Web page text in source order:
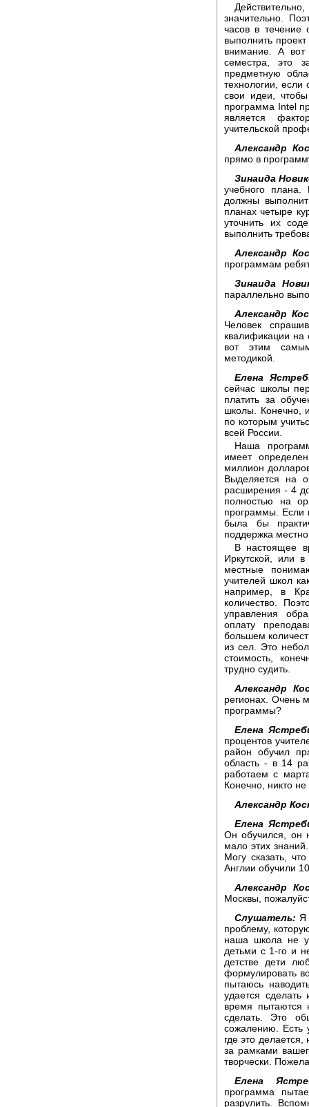
значительно.
часов в течение
выполнить
внимание. А вот
семестра, это
предметную
технологии, если
свои идеи,
программа Intel
является
учительской
Александр
прямо в
Зинаида
учебного
должны
планах четыре
уточнить их
выполнить
Александр
программам
Зинаида
параллельно
Александр
Человек
квалификации на
вот этим
методикой.
Елена
сейчас школы
платить за
школы. Конечно,
по которым
всей России.
Наша
имеет
миллион
Выделяется на
расширения - 4
полностью на
программы. Если
была бы
поддержка
В настоящее
Иркутской, или
местные
учителей школ
например, в
количество.
управления
оплату
большем
из сел. Это
стоимость,
трудно судить.
Александр
регионах. Очень
программы?
Елена
процентов
район обучил
область - в 14
работаем с
Конечно, никто не
Александр
Елена
Он обучился, он
мало этих
Могу сказать,
Англии обучили
Александр
Москвы,
Слушатель: Я
проблему,
наша школа не
детьми с 1-го и
детстве дети
формулировать
пытаюсь
удается
время пытаются
сделать. Это
сожалению. Есть
где это
за рамками
творчески.
Елена
программа
разрулить.